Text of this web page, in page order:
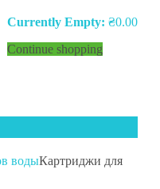
Currently Empty: ₴0.00
Continue shopping
Картриджи для